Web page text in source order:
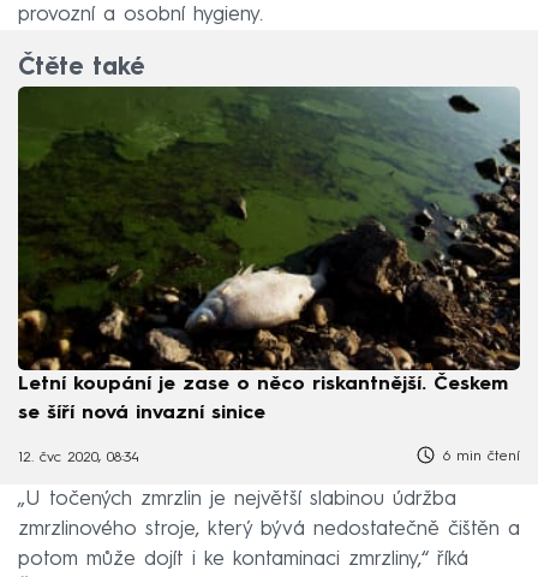
provozní a osobní hygieny.
Čtěte také
Letní koupání je zase o něco riskantnější. Českem
se šíří nová invazní sinice
12. čvc 2020, 08:34 6 min čtení
„U točených zmrzlin je největší slabinou údržba
zmrzlinového stroje, který bývá nedostatečně čištěn a
potom může dojít i ke kontaminaci zmrzliny,“ říká